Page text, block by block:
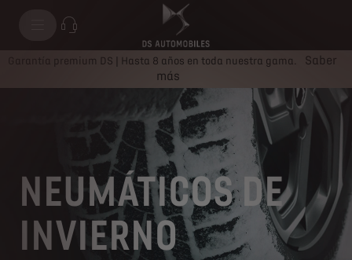
Garantía premium DS | Hasta 8 años en toda nuestra gama.
Saber
más
NEUMÁTICOS DE
INVIERNO